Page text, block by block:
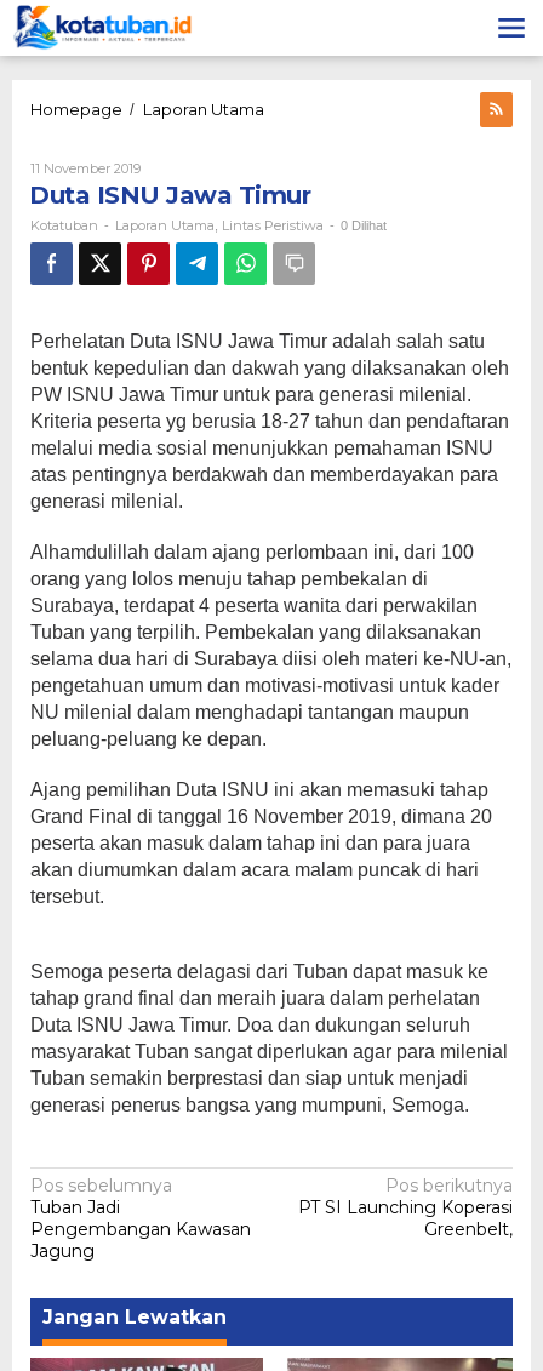
Lewati
ke
konten
Homepage / Laporan Utama
11 November 2019Oleh
Kotatuban
Duta ISNU Jawa Timur
Kotatuban - Laporan Utama Lintas Peristiwa - 0 Dilihat
Perhelatan Duta ISNU Jawa Timur adalah salah satu
bentuk kepedulian dan dakwah yang dilaksanakan oleh
PW ISNU Jawa Timur untuk para generasi milenial.
Kriteria peserta yg berusia 18-27 tahun dan pendaftaran
melalui media sosial menunjukkan pemahaman ISNU
atas pentingnya berdakwah dan memberdayakan para
generasi milenial.
Alhamdulillah dalam ajang perlombaan ini, dari 100
orang yang lolos menuju tahap pembekalan di
Surabaya, terdapat 4 peserta wanita dari perwakilan
Tuban yang terpilih. Pembekalan yang dilaksanakan
selama dua hari di Surabaya diisi oleh materi ke-NU-an,
pengetahuan umum dan motivasi-motivasi untuk kader
NU milenial dalam menghadapi tantangan maupun
peluang-peluang ke depan.
Ajang pemilihan Duta ISNU ini akan memasuki tahap
Grand Final di tanggal 16 November 2019, dimana 20
peserta akan masuk dalam tahap ini dan para juara
akan diumumkan dalam acara malam puncak di hari
tersebut.
Semoga peserta delagasi dari Tuban dapat masuk ke
tahap grand final dan meraih juara dalam perhelatan
Duta ISNU Jawa Timur. Doa dan dukungan seluruh
masyarakat Tuban sangat diperlukan agar para milenial
Tuban semakin berprestasi dan siap untuk menjadi
generasi penerus bangsa yang mumpuni, Semoga.
Navigasi
pos
Pos sebelumnya
Tuban Jadi
Pengembangan Kawasan
Jagung
Pos berikutnya
PT SI Launching Koperasi
Greenbelt,
Jangan Lewatkan